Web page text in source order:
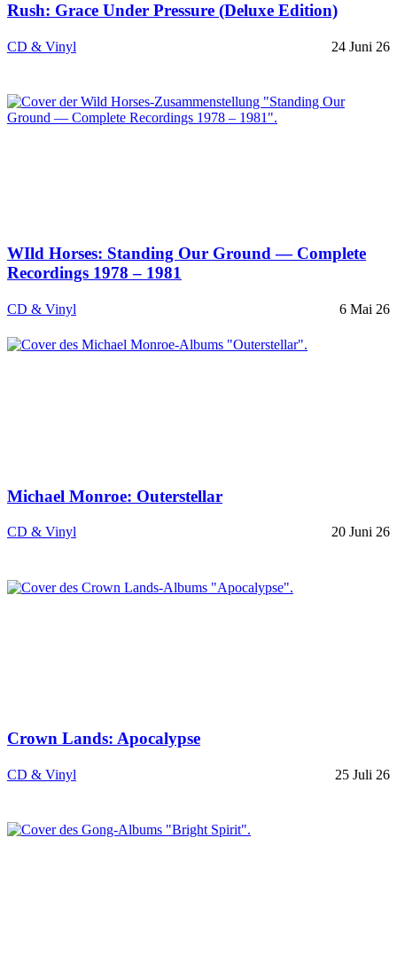
Rush: Grace Under Pressure (Deluxe Edition)
CD & Vinyl 24 Juni 26
WIld Horses: Standing Our Ground — Complete
Recordings 1978 – 1981
CD & Vinyl 6 Mai 26
Michael Monroe: Outerstellar
CD & Vinyl 20 Juni 26
Crown Lands: Apocalypse
CD & Vinyl 25 Juli 26